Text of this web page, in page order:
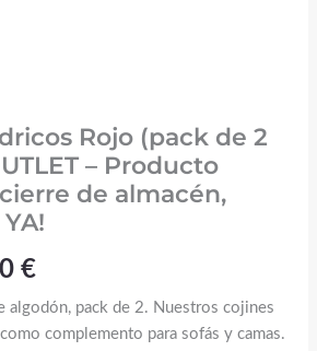
Rojo (pack de 2
– Producto
de almacén,
€
algodón, pack de 2. Nuestros cojines
complemento para sofás y camas.